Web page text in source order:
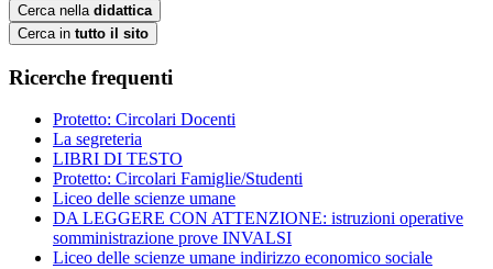
Cerca nella didattica
Cerca in tutto il sito
Ricerche frequenti
Protetto: Circolari Docenti
La segreteria
LIBRI DI TESTO
Protetto: Circolari Famiglie/Studenti
Liceo delle scienze umane
DA LEGGERE CON ATTENZIONE: istruzioni operative
somministrazione prove INVALSI
Liceo delle scienze umane indirizzo economico sociale